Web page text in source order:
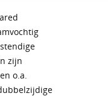
zijn
o.a.